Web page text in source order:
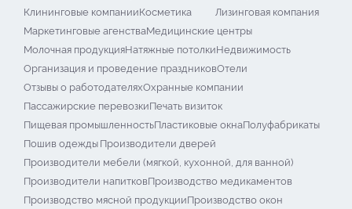
Клининговые компанииКосметика
Лизинговая компания
Маркетинговые агенстваМедицинские центры
Молочная продукцияНатяжные потолкиНедвижимость
Организация и проведение праздниковОтели
Отзывы о работодателяхОхранные компании
Пассажирские перевозкиПечать визиток
Пищевая промышленностьПластиковые окнаПолуфабрикаты
Пошив одежды Производители дверей
Производители мебели (мягкой, кухонной, для ванной)
Производители напитковПроизводство медикаментов
Производство мясной продукцииПроизводство окон